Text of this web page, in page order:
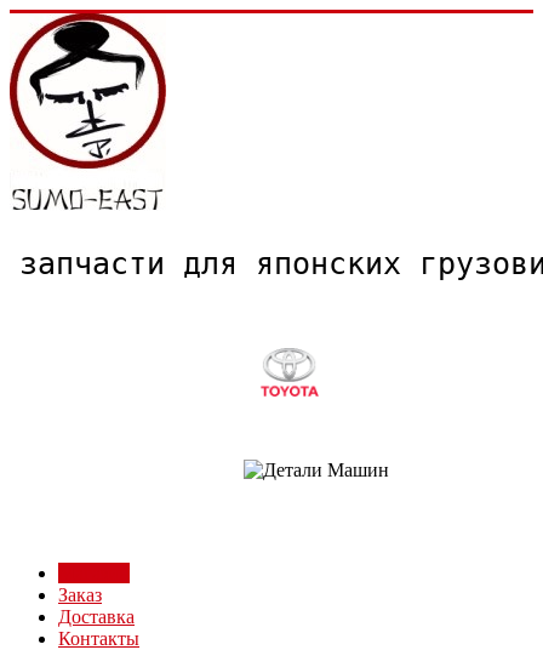
запчасти для японских
Заказ
Доставка
Контакты